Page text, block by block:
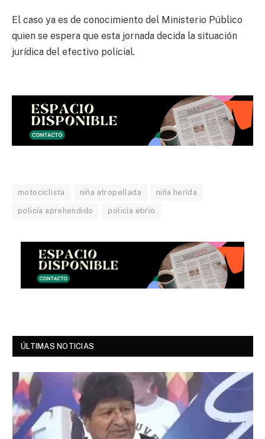
El caso ya es de conocimiento del Ministerio Público
quien se espera que esta jornada decida la situación
jurídica del efectivo policial.
motociclista niña atropellada niña herida
policía aprehendido policía ebrio
ÚLTIMAS NOTICIAS